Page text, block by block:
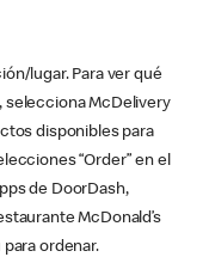
lugar. Para ver qué
McDelivery
disponibles para
“Order” en el
de DoorDash,
McDonald’s
ordenar.